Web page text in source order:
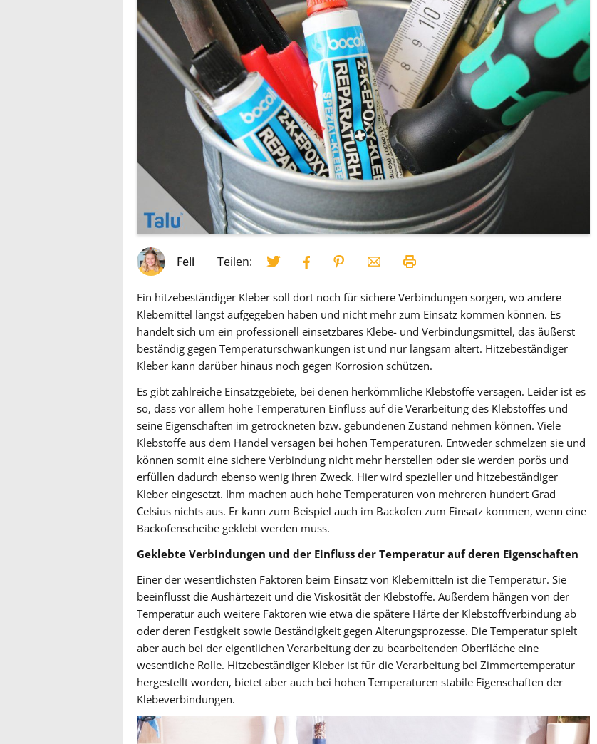
Feli Teilen:
Ein hitzebeständiger Kleber soll dort noch für sichere Verbindungen sorgen, wo andere
Klebemittel längst aufgegeben haben und nicht mehr zum Einsatz kommen können. Es
handelt sich um ein professionell einsetzbares Klebe- und Verbindungsmittel, das äußerst
beständig gegen Temperaturschwankungen ist und nur langsam altert. Hitzebeständiger
Kleber kann darüber hinaus noch gegen Korrosion schützen.
Es gibt zahlreiche Einsatzgebiete, bei denen herkömmliche Klebstoffe versagen. Leider ist es
so, dass vor allem hohe Temperaturen Einfluss auf die Verarbeitung des Klebstoffes und
seine Eigenschaften im getrockneten bzw. gebundenen Zustand nehmen können. Viele
Klebstoffe aus dem Handel versagen bei hohen Temperaturen. Entweder schmelzen sie und
können somit eine sichere Verbindung nicht mehr herstellen oder sie werden porös und
erfüllen dadurch ebenso wenig ihren Zweck. Hier wird spezieller und hitzebeständiger
Kleber eingesetzt. Ihm machen auch hohe Temperaturen von mehreren hundert Grad
Celsius nichts aus. Er kann zum Beispiel auch im Backofen zum Einsatz kommen, wenn eine
Backofenscheibe geklebt werden muss.
Geklebte Verbindungen und der Einfluss der Temperatur auf deren Eigenschaften
Einer der wesentlichsten Faktoren beim Einsatz von Klebemitteln ist die Temperatur. Sie
beeinflusst die Aushärtezeit und die Viskosität der Klebstoffe. Außerdem hängen von der
Temperatur auch weitere Faktoren wie etwa die spätere Härte der Klebstoffverbindung ab
oder deren Festigkeit sowie Beständigkeit gegen Alterungsprozesse. Die Temperatur spielt
aber auch bei der eigentlichen Verarbeitung der zu bearbeitenden Oberfläche eine
wesentliche Rolle. Hitzebeständiger Kleber ist für die Verarbeitung bei Zimmertemperatur
hergestellt worden, bietet aber auch bei hohen Temperaturen stabile Eigenschaften der
Klebeverbindungen.